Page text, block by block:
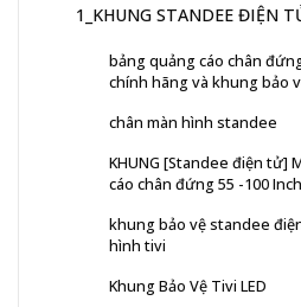
1_KHUNG STANDEE ĐIỆN
bảng quảng cáo chân
chính hãng và khung bảo
chân màn hình standee
KHUNG [Standee điện tử]
cáo chân đứng 55 -100
khung bảo vệ standee
hình tivi
Khung Bảo Vệ Tivi LED